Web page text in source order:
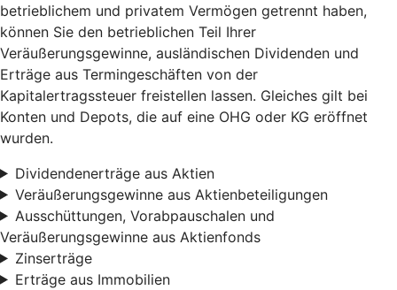
betrieblichem und privatem Vermögen getrennt haben,
können Sie den betrieblichen Teil Ihrer
Veräußerungsgewinne, ausländischen Dividenden und
Erträge aus Termingeschäften von der
Kapitalertragssteuer freistellen lassen. Gleiches gilt bei
Konten und Depots, die auf eine OHG oder KG eröffnet
wurden.
Dividendenerträge aus Aktien
Veräußerungsgewinne aus Aktienbeteiligungen
Ausschüttungen, Vorabpauschalen und
Veräußerungsgewinne aus Aktienfonds
Zinserträge
Erträge aus Immobilien